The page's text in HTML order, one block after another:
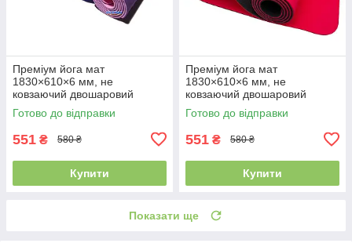
Преміум йога мат
1830×610×6 мм, не
ковзаючий двошаровий
килимок для фітнесу, TPE-ТС
Готово до відправки
551 ₴ 580 ₴
Купити
Преміум йога мат
1830×610×6 мм, не
ковзаючий двошаровий
килимок для фітнесу, TPE-
ТС, червоний верх/чорний
Готово до відправки
551 ₴ 580 ₴
Купити
Показати ще